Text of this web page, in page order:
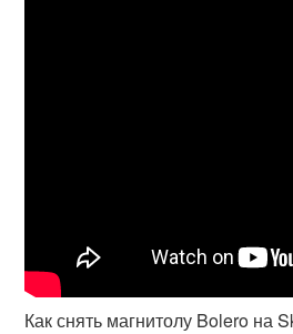
Как снять магнитолу Bolero на